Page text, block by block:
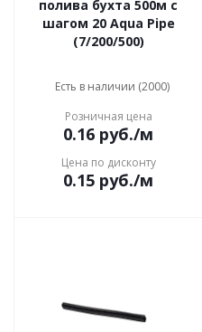
полива бухта 500м с
шагом 20 Aqua Pipe
(7/200/500)
Есть в наличии (2000)
Розничная цена
0.16 руб./м
Цена по дисконту
0.15 руб./м